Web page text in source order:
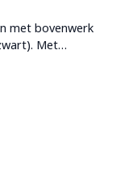
met bovenwerk
Met